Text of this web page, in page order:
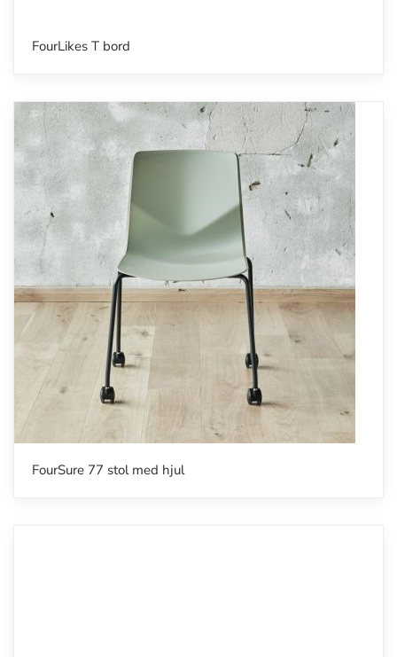
FourLikes T bord
FourSure 77 stol med hjul